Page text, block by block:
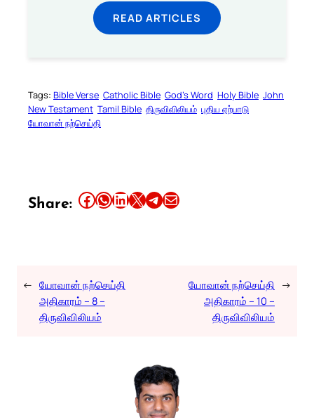
READ ARTICLES
Tags: Bible Verse Catholic Bible God’s Word Holy Bible John
New Testament Tamil Bible திருவிவிலியம் புதிய ஏற்பாடு
யோவான் நற்செய்தி
Share: Share this article on Facebook Share this article on WhatsApp Share this article on LinkedIn Share this article on X Share this article on TelegramEmail this Article
← யோவான் நற்செய்தி
அதிகாரம் – 8 –
திருவிவிலியம்
யோவான் நற்செய்தி
அதிகாரம் – 10 –
திருவிவிலியம்
→